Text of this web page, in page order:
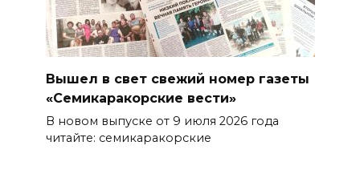
Вышел в свет свежий номер газеты
«Семикаракорские вести»
В новом выпуске от 9 июля 2026 года
читайте: семикаракорские